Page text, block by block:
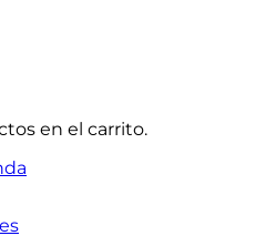
en el carrito.